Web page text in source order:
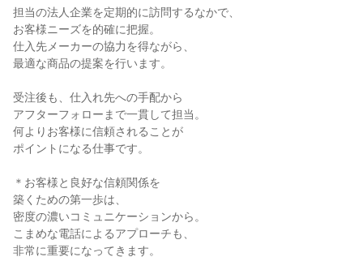
担当の法人企業を定期的に訪問するなかで、
お客様ニーズを的確に把握。
仕入先メーカーの協力を得ながら、
最適な商品の提案を行います。
受注後も、仕入れ先への手配から
アフターフォローまで一貫して担当。
何よりお客様に信頼されることが
ポイントになる仕事です。
＊お客様と良好な信頼関係を
築くための第一歩は、
密度の濃いコミュニケーションから。
こまめな電話によるアプローチも、
非常に重要になってきます。